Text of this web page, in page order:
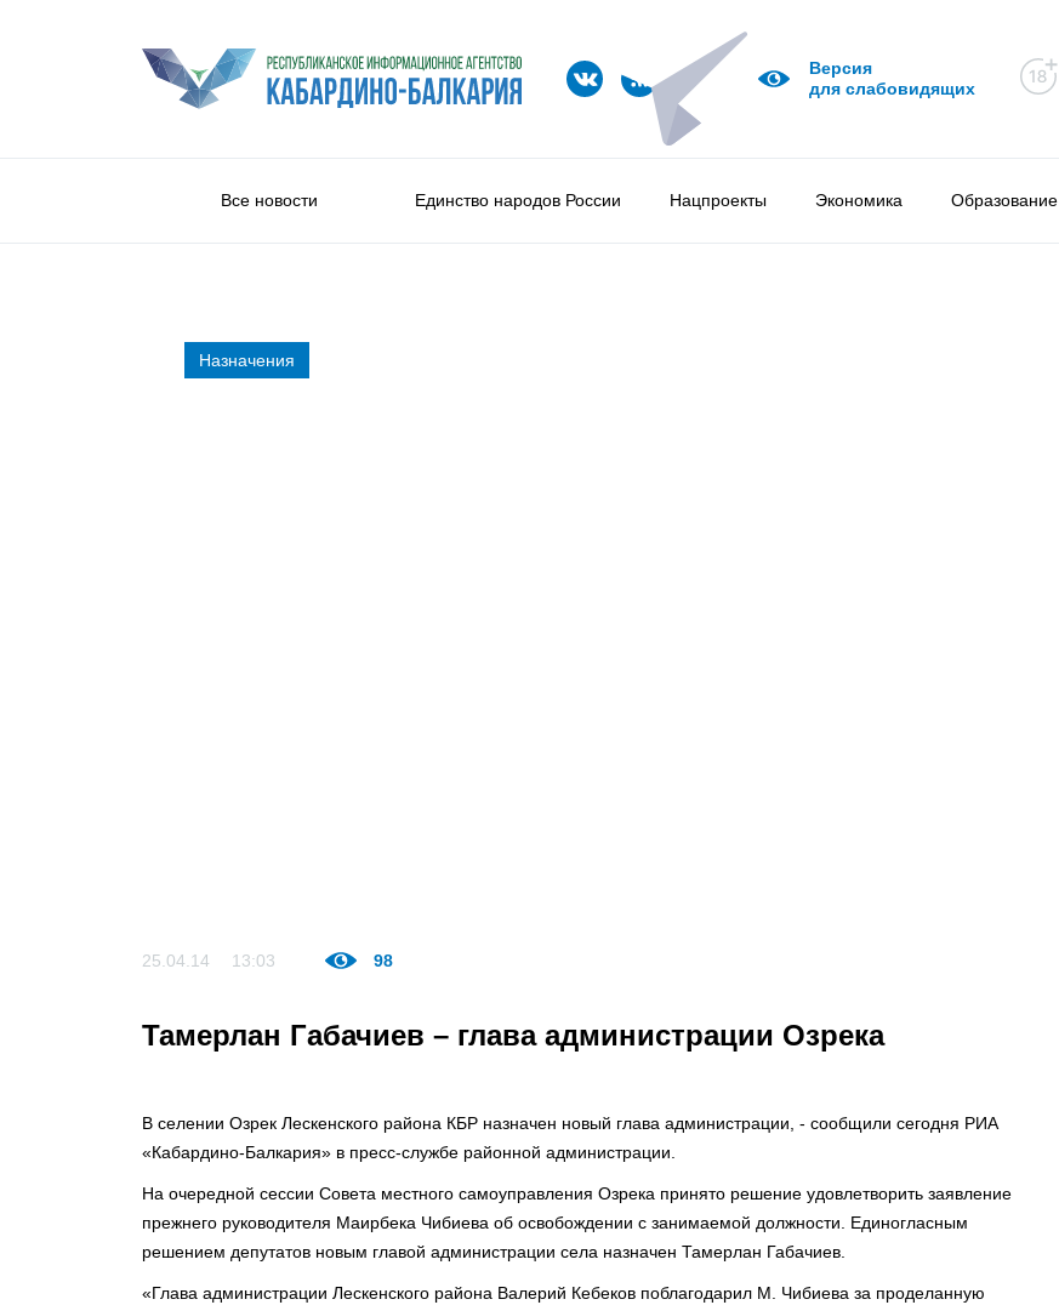
Версия
для слабовидящих
Все новости Единство народов России Нацпроекты Экономика Образование
Назначения
25.04.14 13:03 98
Тамерлан Габачиев – глава администрации Озрека
В селении Озрек Лескенского района КБР назначен новый глава администрации, - сообщили сегодня РИА
«Кабардино-Балкария» в пресс-службе районной администрации.
На очередной сессии Совета местного самоуправления Озрека принято решение удовлетворить заявление
прежнего руководителя Маирбека Чибиева об освобождении с занимаемой должности. Единогласным
решением депутатов новым главой администрации села назначен Тамерлан Габачиев.
«Глава администрации Лескенского района Валерий Кебеков поблагодарил М. Чибиева за проделанную